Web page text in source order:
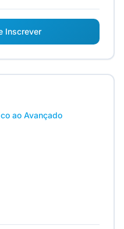
Inscrever
ao Avançado